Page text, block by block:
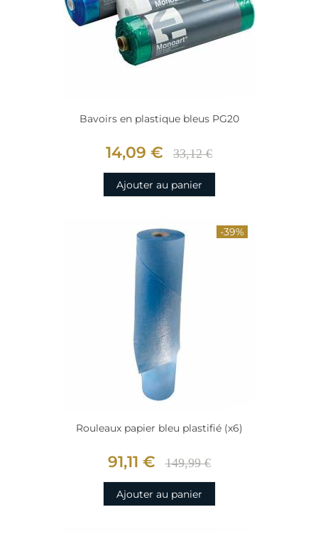
Bavoirs en plastique bleus PG20
14,09 € 33,12 €
Ajouter au panier
-39%
Rouleaux papier bleu plastifié (x6)
91,11 € 149,99 €
Ajouter au panier